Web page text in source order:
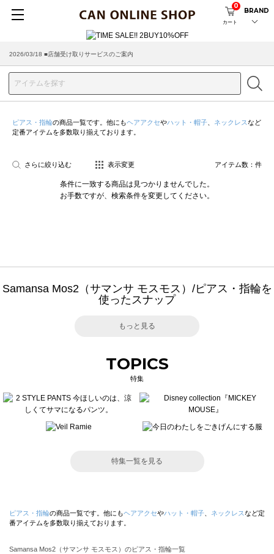
カート
0
BRAND
2026/03/18 ■店舗受け取りサービスのご案内
ピアス・指輪の商品一覧です。他にもヘアアクセやハット・帽子 ネックレスなど
定番アイテムを多数取り揃えております。
さらに絞り込む 表示変更 アイテム数： 件
条件に一致する商品は見つかりませんでした。
お手数ですが、検索条件を変更してください。
Samansa Mos2（サマンサ モスモス）/ピアス・指輪を
使ったスナップ
もっと見る
TOPICS
特集
特集一覧を見る
ピアス・指輪の商品一覧です。他にもヘアアクセやハット・帽子 ネックレスなど定
番アイテムを多数取り揃えております。
Samansa Mos2（サマンサ モスモス）のピアス・指輪一覧